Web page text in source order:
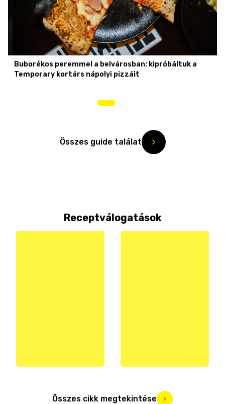
Buborékos peremmel a belvárosban: kipróbáltuk a
Temporary kortárs nápolyi pizzáit
Összes guide találat
Receptválogatások
Összes cikk megtekintése